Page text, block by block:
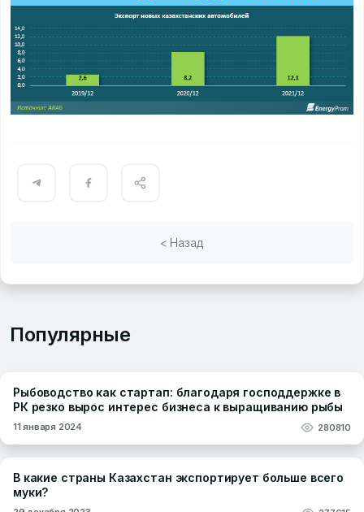
< Назад
Популярные
Рыбоводство как стартап: благодаря господдержке в
РК резко вырос интерес бизнеса к выращиванию рыбы
11 января 2024 280810
В какие страны Казахстан экспортирует больше всего
муки?